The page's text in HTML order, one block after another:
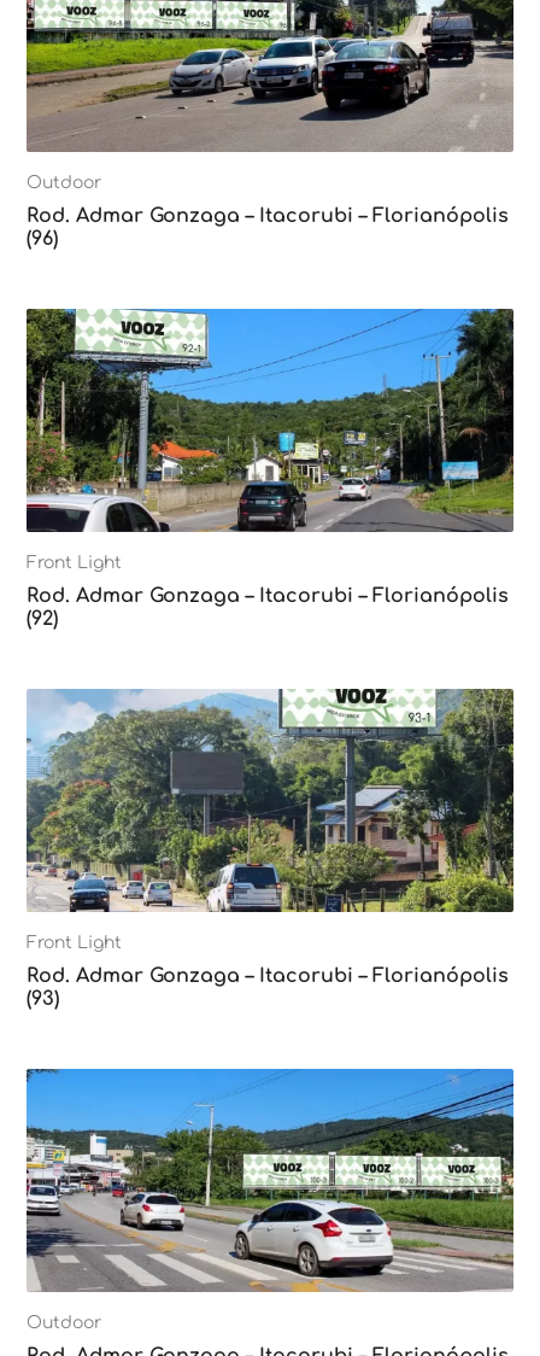
Outdoor
Rod. Admar Gonzaga – Itacorubi – Florianópolis
(96)
Front Light
Rod. Admar Gonzaga – Itacorubi – Florianópolis
(92)
Front Light
Rod. Admar Gonzaga – Itacorubi – Florianópolis
(93)
Outdoor